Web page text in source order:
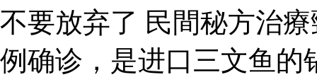
不要放弃了 民間秘方治
例确诊，是进口三文鱼的